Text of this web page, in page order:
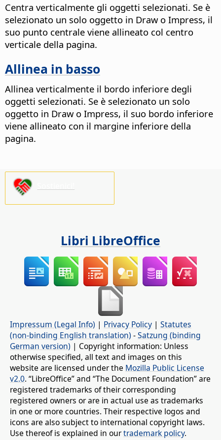
Centra verticalmente gli oggetti selezionati. Se è
selezionato un solo oggetto in Draw o Impress, il
suo punto centrale viene allineato col centro
verticale della pagina.
Allinea in basso
Allinea verticalmente il bordo inferiore degli
oggetti selezionati. Se è selezionato un solo
oggetto in Draw o Impress, il suo bordo inferiore
viene allineato con il margine inferiore della
pagina.
Libri LibreOffice
Impressum (Legal Info) | Privacy Policy | Statutes
(non-binding English translation) -Satzung (binding
German version) | Copyright information: Unless
otherwise specified, all text and images on this
website are licensed under the Mozilla Public License
v2.0. “LibreOffice” and “The Document Foundation” are
registered trademarks of their corresponding
registered owners or are in actual use as trademarks
in one or more countries. Their respective logos and
icons are also subject to international copyright laws.
Use thereof is explained in ourtrademark policy.